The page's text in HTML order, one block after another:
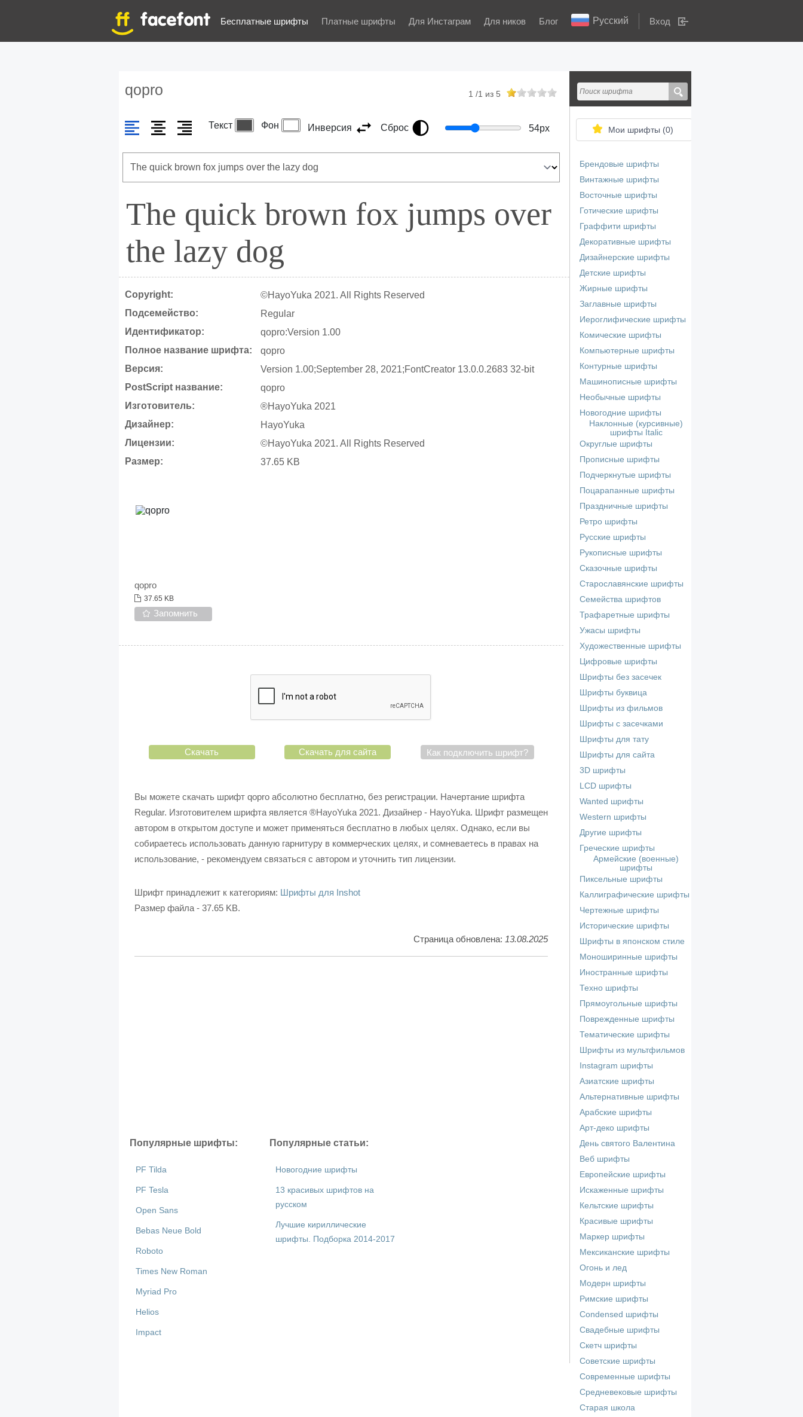
Бесплатные шрифты Платные шрифты Для Инстаграм Для ников Блог Русский Вход
qopro 1 /1 из 5
Текст Фон Инверсия Сброс 54px
The quick brown fox jumps over
the lazy dog
Copyright:
©HayoYuka 2021. All Rights Reserved
Подсемейство:
Regular
Идентификатор:
qopro:Version 1.00
Полное название шрифта:
qopro
Версия:
Version 1.00;September 28, 2021;FontCreator 13.0.0.2683 32-bit
PostScript название:
qopro
Изготовитель:
®HayoYuka 2021
Дизайнер:
HayoYuka
Лицензии:
©HayoYuka 2021. All Rights Reserved
Размер:
37.65 KB
qopro
37.65 KB
Запомнить
Скачать Скачать для сайта Как подключить шрифт?
Вы можете скачать шрифт qopro абсолютно бесплатно, без регистрации. Начертание шрифта
Regular. Изготовителем шрифта является ®HayoYuka 2021. Дизайнер - HayoYuka. Шрифт размещен
автором в открытом доступе и может применяться бесплатно в любых целях. Однако, если вы
собираетесь использовать данную гарнитуру в коммерческих целях, и сомневаетесь в правах на
использование, - рекомендуем связаться с автором и уточнить тип лицензии.
Шрифт принадлежит к категориям: Шрифты для Inshot
Размер файла - 37.65 KB.
Страница обновлена: 13.08.2025
Популярные шрифты:
PF Tilda
PF Tesla
Open Sans
Bebas Neue Bold
Roboto
Times New Roman
Myriad Pro
Helios
Impact
Популярные статьи:
Новогодние шрифты
13 красивых шрифтов на
русском
Лучшие кириллические
шрифты. Подборка 2014-2017
Мои шрифты (0)
Брендовые шрифты
Винтажные шрифты
Восточные шрифты
Готические шрифты
Граффити шрифты
Декоративные шрифты
Дизайнерские шрифты
Детские шрифты
Жирные шрифты
Заглавные шрифты
Иероглифические шрифты
Комические шрифты
Компьютерные шрифты
Контурные шрифты
Машинописные шрифты
Необычные шрифты
Новогодние шрифты
Наклонные (курсивные)
шрифты Italic
Округлые шрифты
Прописные шрифты
Подчеркнутые шрифты
Поцарапанные шрифты
Праздничные шрифты
Ретро шрифты
Русские шрифты
Рукописные шрифты
Сказочные шрифты
Старославянские шрифты
Семейства шрифтов
Трафаретные шрифты
Ужасы шрифты
Художественные шрифты
Цифровые шрифты
Шрифты без засечек
Шрифты буквица
Шрифты из фильмов
Шрифты с засечками
Шрифты для тату
Шрифты для сайта
3D шрифты
LCD шрифты
Wanted шрифты
Western шрифты
Другие шрифты
Греческие шрифты
Армейские (военные)
шрифты
Пиксельные шрифты
Каллиграфические шрифты
Чертежные шрифты
Исторические шрифты
Шрифты в японском стиле
Моноширинные шрифты
Иностранные шрифты
Техно шрифты
Прямоугольные шрифты
Поврежденные шрифты
Тематические шрифты
Шрифты из мультфильмов
Instagram шрифты
Азиатские шрифты
Альтернативные шрифты
Арабские шрифты
Арт-деко шрифты
День святого Валентина
Веб шрифты
Европейские шрифты
Искаженные шрифты
Кельтские шрифты
Красивые шрифты
Маркер шрифты
Мексиканские шрифты
Огонь и лед
Модерн шрифты
Римские шрифты
Сondensed шрифты
Свадебные шрифты
Скетч шрифты
Советские шрифты
Современные шрифты
Средневековые шрифты
Старая школа